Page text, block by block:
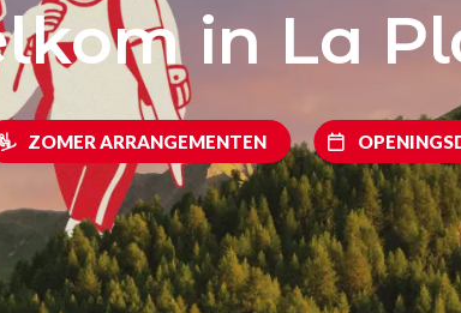
in La
ZOMER ARRANGEMENTEN